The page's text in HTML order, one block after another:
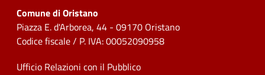
Comune di Oristano
Piazza E. d'Arborea, 44 - 09170 Oristano
Codice fiscale / P. IVA: 00052090958
Ufficio Relazioni con il Pubblico